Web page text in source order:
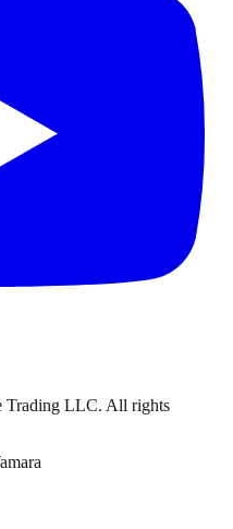
Trading LLC. All rights